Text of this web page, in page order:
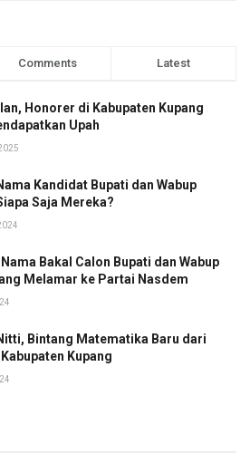
Comments Latest
Honorer di Kabupaten Kupang
Upah
Kandidat Bupati dan Wabup
Saja Mereka?
Nama Bakal Calon Bupati dan Wabup
Melamar ke Partai Nasdem
Bintang Matematika Baru dari
Kupang